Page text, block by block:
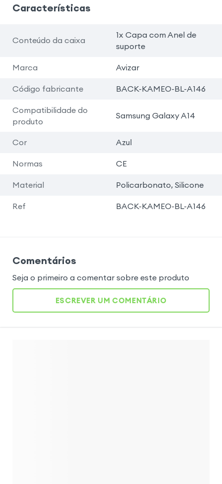
Características
Conteúdo da caixa
1x Capa com Anel de
suporte
Marca Avizar
Código fabricante BACK-KAMEO-BL-A146
Compatibilidade do
produto
Samsung Galaxy A14
Cor Azul
Normas CE
Material Policarbonato, Silicone
Ref BACK-KAMEO-BL-A146
Comentários
Seja o primeiro a comentar sobre este produto
ESCREVER UM COMENTÁRIO